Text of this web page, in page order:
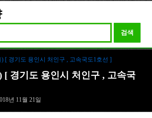
검색
[ 경기도 용인시 처인구 , 고속국도1호선 ]
[ 경기도 용인시 처인구 , 고속국
년 11월 21일